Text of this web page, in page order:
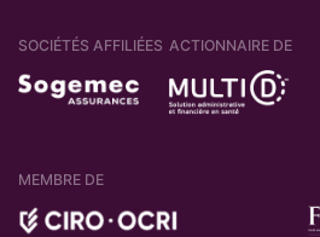
SOCIÉTÉS AFFILIÉES ACTIONNAIRE DE
MEMBRE DE